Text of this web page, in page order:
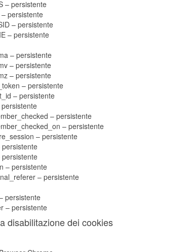
– persistente
– persistente
– persistente
– persistente
– persistente
– persistente
– persistente
– persistente
– persistente
– persistente
– persistente
– persistente
persistente
– persistente
– persistente
persistente
– persistente
disabilitazione dei cookies